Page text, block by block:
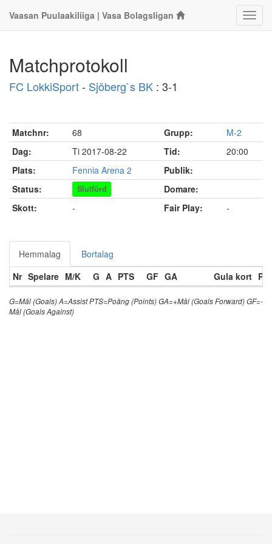
Vaasan Puulaakiliiga | Vasa Bolagsligan
Matchprotokoll
FC LokkiSport- Sjöberg`s BK : 3-1
Matchnr: 68 Grupp:
M-2
Dag:
Ti 2017-08-22 Tid:
20:00
Plats:
Fennia Arena 2
Publik:
Status:
Slutförd
Domare:
Skott:
- Fair Play: -
Hemmalag
Bortalag
Nr Spelare M/K G A PTS GF GA Gula kort
G=Mål (Goals) A=Assist PTS=Poäng (Points) GA=+Mål (Goals Forward) GF=-
Mål (Goals Against)